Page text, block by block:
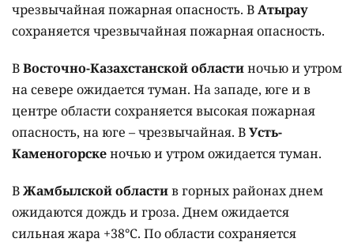
чрезвычайная пожарная опасность. ВАтырау
сохраняется чрезвычайная пожарная опасность.
ВВосточно-Казахстанской областиночью и утром
на севере ожидается туман. На западе, юге и в
центре области сохраняется высокая пожарная
опасность, на юге – чрезвычайная. ВУсть-
Каменогорскеночью и утром ожидается туман.
ВЖамбылской областив горных районах днем
ожидаются дождь и гроза. Днем ожидается
сильная жара +38°C. По области сохраняется